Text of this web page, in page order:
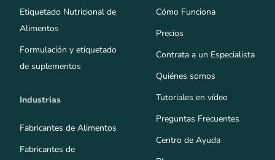
Etiquetado Nutricional de
Alimentos
Formulación y etiquetado
de suplementos
Industrias
Fabricantes de Alimentos
Fabricantes de
Cómo Funciona
Precios
Contrata a un Especialista
Quiénes somos
Tutoriales en vídeo
Preguntas Frecuentes
Centro de Ayuda